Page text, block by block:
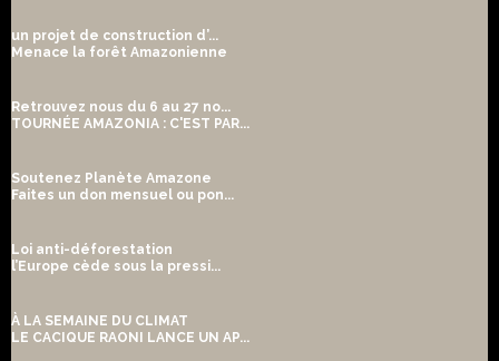
un projet de construction d’...
Menace la forêt Amazonienne
Retrouvez nous du 6 au 27 no...
TOURNÉE AMAZONIA : C'EST PAR...
Soutenez Planète Amazone
Faites un don mensuel ou pon...
Loi anti-déforestation
l’Europe cède sous la pressi...
À LA SEMAINE DU CLIMAT
LE CACIQUE RAONI LANCE UN AP...